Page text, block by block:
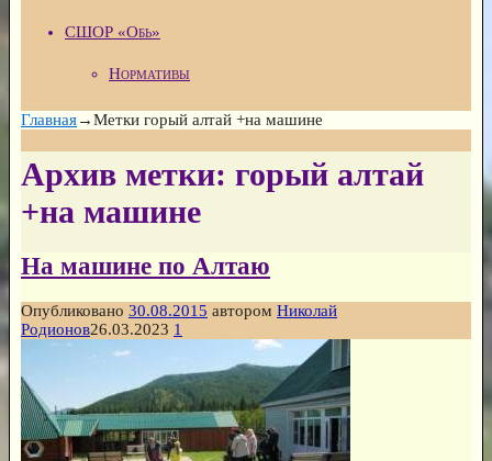
СШОР «Обь»
Нормативы
Главная→Метки горый алтай +на машине
Архив метки: горый алтай
+на машине
На машине по Алтаю
Опубликовано 30.08.2015 автором Николай
Родионов26.03.2023 1